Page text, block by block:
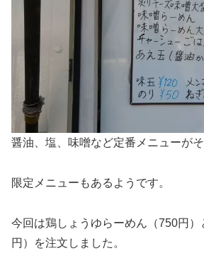
醤油、塩、味噌など定番メニューがそ
限定メニューもあるようです。
今回は鶏しょうゆらーめん（750円
円）を注文しました。